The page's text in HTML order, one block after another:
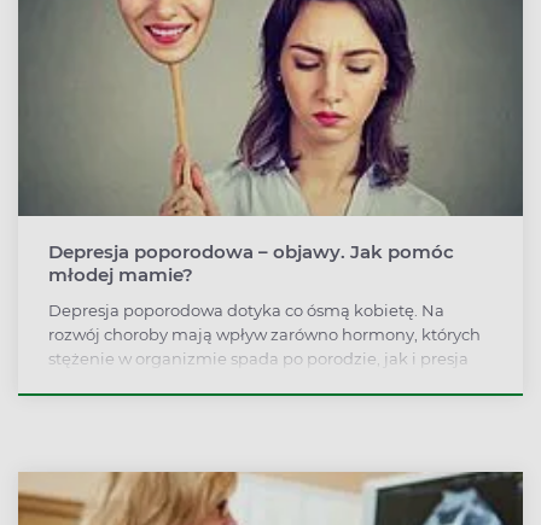
Depresja poporodowa – objawy. Jak pomóc
młodej mamie?
Depresja poporodowa dotyka co ósmą kobietę. Na
rozwój choroby mają wpływ zarówno hormony, których
stężenie w organizmie spada po porodzie, jak i presja